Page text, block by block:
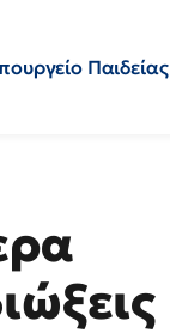
Παιδείας